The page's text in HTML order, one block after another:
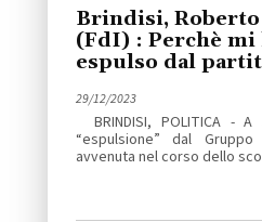
Brindisi, Roberto
(FdI) : Perchè mi
espulso dal
29/12/2023
BRINDISI, POLITICA -
“espulsione” dal
avvenuta nel corso dello